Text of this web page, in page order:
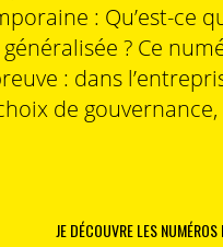
: Qu’est-ce
? Ce
: dans
de gouvernance,
JE DÉCOUVRE LES